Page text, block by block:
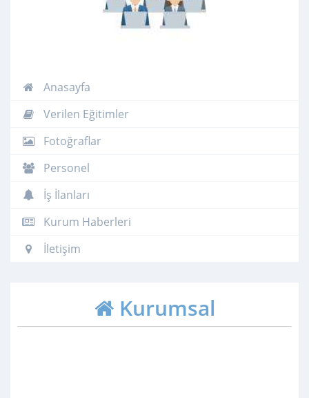
Anasayfa
Verilen Eğitimler
Fotoğraflar
Personel
İş İlanları
Kurum Haberleri
İletişim
Kurumsal